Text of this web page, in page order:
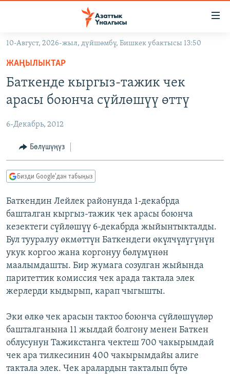
Навигацияга
өтүңүз
Издөөгө
салыңызКЫРГЫЗСТАН
ЭКОНОМИКА
МАДАНИЯТ
БОРБОР АЗИЯ
УКРАИНА
АТАЙЫН ИЛИКТӨӨ
ТВ ПРОГРАММАЛАР
ЭКСПЕРТТЕР ТАЛДАЙТ
БИЗ ЖАНА ДҮЙНӨ
ЭЖЕ-СИҢДИЛЕР
АЗАТТЫК+
ЫҢГАЙСЫЗ СУРООЛОР
ӨЗГӨЧӨ ПИКИР
Русский
ОНЛАЙН ШЕРИНЕ
10-Август, 2026-жыл, дүйшөмбү, Бишкек убактысы 13:50
ЖАҢЫЛЫКТАР
Баткенде кыргыз-тажик чек
арасы боюнча сүйлөшүү өттү
6-Декабрь, 2012
Бөлүшүңүз
Бизди Google'дан табыңыз
Баткендин Лейлек районунда 1-декабрда
башталган кыргыз-тажик чек арасы боюнча
кезектеги сүйлөшүү 6-декабрда жыйынтыкталды.
Бул тууралуу өкмөттүн Баткендеги өкүлчүлүгүнүн
укук коргоо жана коргонуу бөлүмүнөн
маалымдашты. Бир жумага созулган жыйында
паритеттик комиссия чек арада тактала элек
жерлерди кыдырып, карап чыгышты.
Эки өлкө чек арасын тактоо боюнча сүйлөшүүлөр
башталганына 11 жылдай болгону менен Баткен
облусунун Тажикстанга чектеш 700 чакырымдай
чек ара тилкесинин 400 чакырымдайы алиге
тактала элек. Чек аралардын такталып бүтө